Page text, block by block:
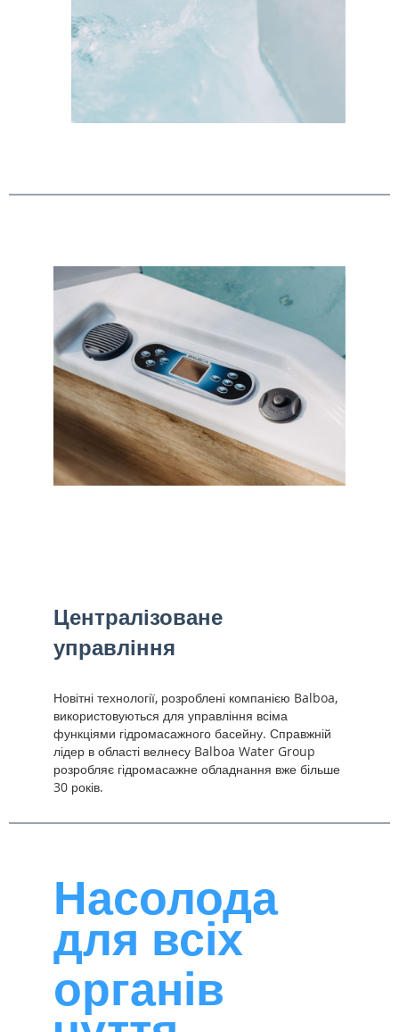
Централізоване
управління
Новітні технології, розроблені компанією Balboa,
використовуються для управління всіма
функціями гідромасажного басейну. Справжній
лідер в області велнесу Balboa Water Group
розробляє гідромасажне обладнання вже більше
30 років.
Насолода
для всіх
органів